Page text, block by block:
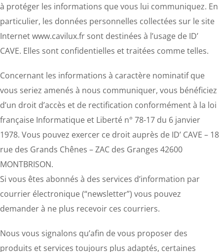
à protéger les informations que vous lui communiquez. En
particulier, les données personnelles collectées sur le site
Internet www.cavilux.fr sont destinées à l’usage de ID’
CAVE. Elles sont confidentielles et traitées comme telles.
Concernant les informations à caractère nominatif que
vous seriez amenés à nous communiquer, vous bénéficiez
d’un droit d’accès et de rectification conformément à la loi
française Informatique et Liberté n° 78-17 du 6 janvier
1978. Vous pouvez exercer ce droit auprès de ID’ CAVE – 18
rue des Grands Chênes – ZAC des Granges 42600
MONTBRISON.
Si vous êtes abonnés à des services d’information par
courrier électronique (“newsletter”) vous pouvez
demander à ne plus recevoir ces courriers.
Nous vous signalons qu’afin de vous proposer des
produits et services toujours plus adaptés, certaines